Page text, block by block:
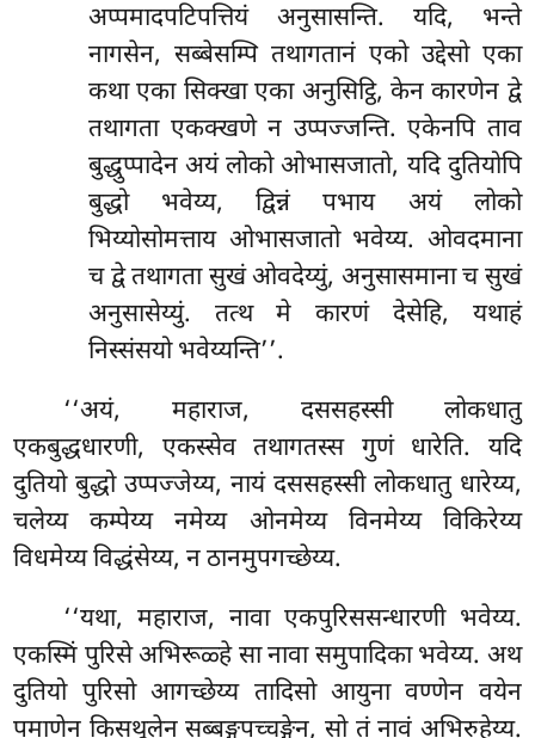
अप्पमादपटिपत्तियं अनुसासन्ति. यदि, भन्ते
नागसेन, सब्बेसम्पि तथागतानं एको उद्देसो एका
कथा एका सिक्खा एका अनुसिट्ठि, केन कारणेन द्वे
तथागता एकक्खणे न उप्पज्जन्ति. एकेनपि ताव
बुद्धुप्पादेन अयं लोको ओभासजातो, यदि दुतियोपि
बुद्धो भवेय्य, द्विन्नं पभाय अयं लोको
भिय्योसोमत्ताय ओभासजातो भवेय्य. ओवदमाना
च द्वे तथागता सुखं ओवदेय्युं, अनुसासमाना चसुखं
अनुसासेय्युं. तत्थ मे कारणं देसेहि, यथाहं
निस्संसयो भवेय्यन्ति’’.
‘‘अयं, महाराज, दससहस्सी लोकधातु
एकबुद्धधारणी, एकस्सेव तथागतस्स गुणं धारेति. यदि
दुतियो बुद्धो उप्पज्जेय्य, नायं दससहस्सी लोकधातु धारेय्य,
चलेय्य कम्पेय्य नमेय्य ओनमेय्य विनमेय्य विकिरेय्य
विधमेय्य विद्धंसेय्य, न ठानमुपगच्छेय्य.
‘‘यथा, महाराज, नावा एकपुरिससन्धारणी भवेय्य.
एकस्मिं पुरिसे अभिरूळ्हे सा नावा समुपादिका भवेय्य. अथ
दुतियो पुरिसो आगच्छेय्य तादिसो आयुना वण्णेन वयेन
पमाणेन किसथूलेन सब्बङ्गपच्चङ्गेन, सो तं नावं अभिरुहेय्य.